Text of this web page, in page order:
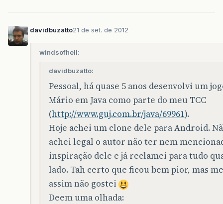
davidbuzatto21 de set. de 2012
windsofhell:
davidbuzatto:
Pessoal, há quase 5 anos desenvolvi um
Mário em Java como parte do meu TCC
(http://www.guj.com.br/java/69961).
Hoje achei um clone dele para Android.
achei legal o autor não ter nem
inspiração dele e já reclamei para tudo
lado. Tah certo que ficou bem pior, mas
assim não gostei
Deem uma olhada: